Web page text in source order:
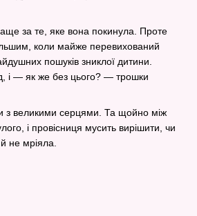
за те, яке вона покинула. Проте
коли майже перевихований
пошуків зниклої дитини.
і — як же без цього? — трошки
з великими серцями. Та щойно між
і провісниця мусить вирішити, чи
не мріяла.